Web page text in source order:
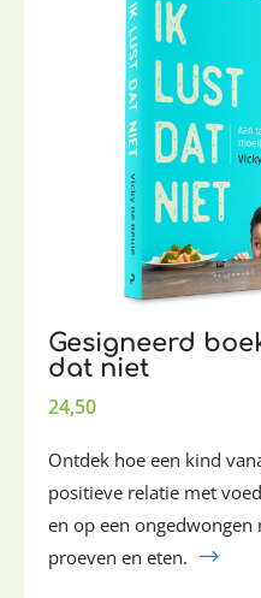
Gesigneerd
dat niet
24,50
Ontdek hoe een kind
positieve relatie met
en op een ongedwongen
proeven en eten.